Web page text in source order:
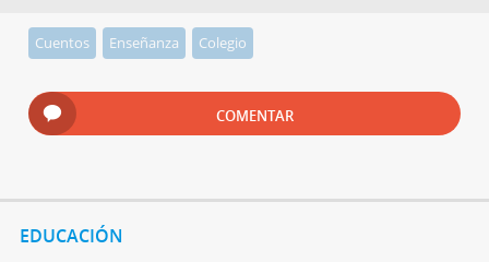
Cuentos Enseñanza Colegio
COMENTAR
EDUCACIÓN